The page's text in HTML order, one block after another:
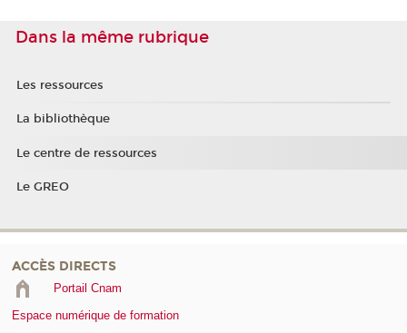
Dans la même rubrique
Les ressources
La bibliothèque
Le centre de ressources
Le GREO
ACCÈS DIRECTS
Portail Cnam
Espace numérique de formation